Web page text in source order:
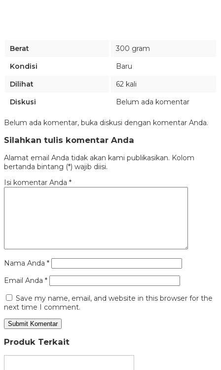
Berat
300 gram
Kondisi
Baru
Dilihat
62 kali
Diskusi
Belum ada komentar
Belum ada komentar, buka diskusi dengan komentar Anda.
Silahkan tulis komentar Anda
Alamat email Anda tidak akan kami publikasikan. Kolom
bertanda bintang (*) wajib diisi.
Isi komentar Anda *
Nama Anda *
Email Anda *
Save my name, email, and website in this browser for the
next time I comment.
Produk Terkait